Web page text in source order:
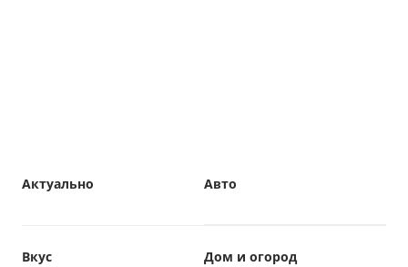
Авто
Актуально
Вкус Дом и огород